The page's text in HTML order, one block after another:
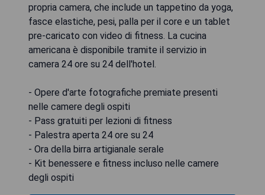
propria camera, che include un tappetino da yoga,
fasce elastiche, pesi, palla per il core e un tablet
pre-caricato con video di fitness. La cucina
americana è disponibile tramite il servizio in
camera 24 ore su 24 dell'hotel.
- Opere d'arte fotografiche premiate presenti
nelle camere degli ospiti
- Pass gratuiti per lezioni di fitness
- Palestra aperta 24 ore su 24
- Ora della birra artigianale serale
- Kit benessere e fitness incluso nelle camere
degli ospiti